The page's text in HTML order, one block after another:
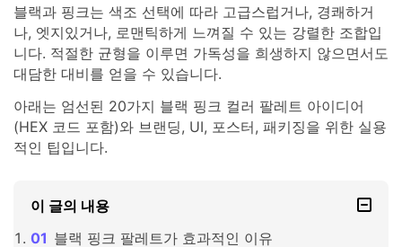
블랙과 핑크는 색조 선택에 따라 고급스럽거나, 경쾌하거
나, 엣지있거나, 로맨틱하게 느껴질 수 있는 강렬한 조합입
니다. 적절한 균형을 이루면 가독성을 희생하지 않으면서도
대담한 대비를 얻을 수 있습니다.
아래는 엄선된 20가지 블랙 핑크 컬러 팔레트 아이디어
(HEX 코드 포함)와 브랜딩, UI, 포스터, 패키징을 위한 실용
적인 팁입니다.
이 글의 내용
블랙 핑크 팔레트가 효과적인 이유